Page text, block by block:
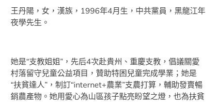
王丹陽，女，漢族，1996年4月生，中共黨員，黑龍江年
夜學先生。
她是“支教姐姐”，先后4次赴貴州、重慶支教，倡議關愛
村落留守兒童公益項目，贊助特困兒童完成學業；她是
“扶貧達人”，制訂“internet+農業”支農打算，輔助發賣暢
銷農產物。她用愛心為山區孩子點亮盼望之燈，也為扶貧